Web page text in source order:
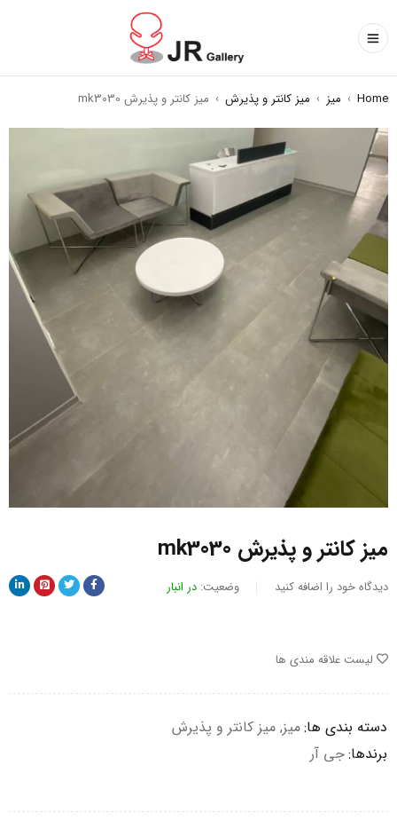
Home
› میز › میز کانتر و پذیرش › میز کانتر و پذیرش mk3030
میز کانتر و پذیرش mk3030
دیدگاه خود را اضافه کنید وضعیت: در انبار
لیست علاقه مندی ها
دسته بندی ها:میز, میز کانتر و پذیرش
برندها:جی آر